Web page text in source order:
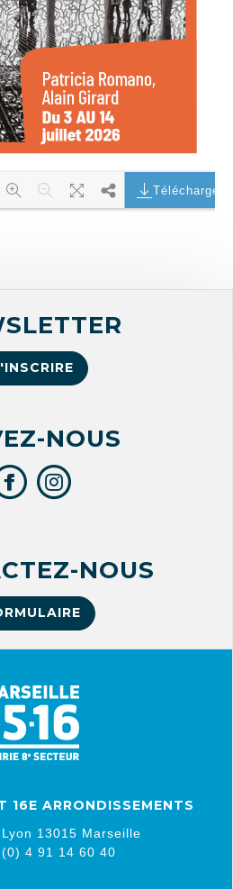
Télécharger
NOUS
NOUS
16E ARRONDISSEMENTS
13015 Marseille
4 91 14 60 40